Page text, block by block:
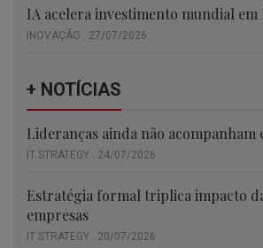
IA acelera investimento mundial em
INOVAÇÃO . 27/07/2026
+ NOTÍCIAS
Lideranças ainda não acompanham
IT STRATEGY . 24/07/2026
Estratégia formal triplica impacto
empresas
IT STRATEGY . 20/07/2026